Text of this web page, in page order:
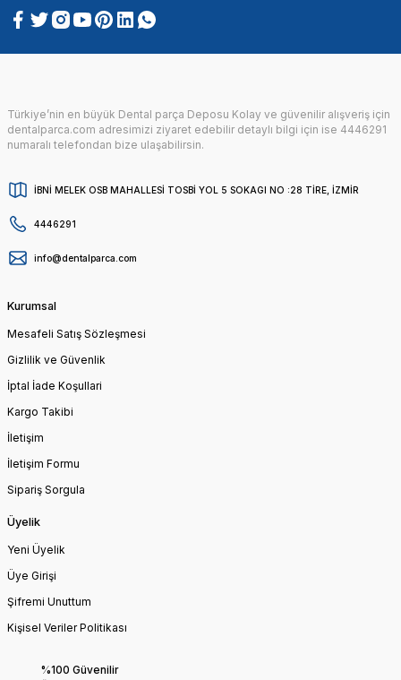
Türkiye’nin en büyük Dental parça Deposu Kolay ve güvenilir alışveriş için
dentalparca.com adresimizi ziyaret edebilir detaylı bilgi için ise 4446291
numaralı telefondan bize ulaşabilirsin.
İBNİ MELEK OSB MAHALLESİ TOSBİ YOL 5 SOKAGI NO :28 TİRE, İZMİR
4446291
info@dentalparca.com
Kurumsal
Mesafeli Satış Sözleşmesi
Gizlilik ve Güvenlik
İptal İade Koşullari
Kargo Takibi
İletişim
İletişim Formu
Sipariş Sorgula
Üyelik
Yeni Üyelik
Üye Girişi
Şifremi Unuttum
Kişisel Veriler Politikası
%100 Güvenilir